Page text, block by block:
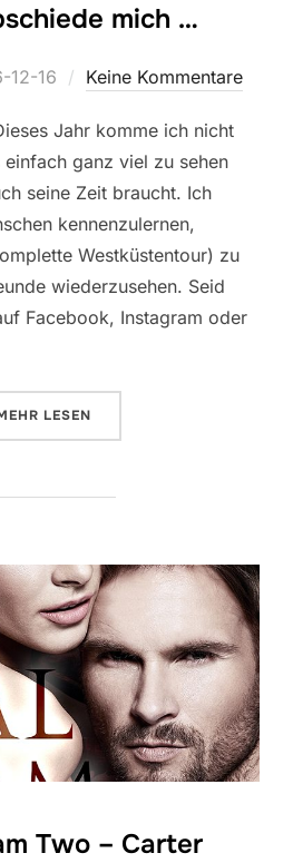
mich …
12-16 Keine Kommentare
Jahr komme ich nicht
ganz viel zu sehen
seine Zeit braucht. Ich
kennenzulernen,
Westküstentour) zu
wiederzusehen. Seid
Facebook, Instagram oder
ÜBER „ICH VERABSCHIEDE
LESEN
Two – Carter